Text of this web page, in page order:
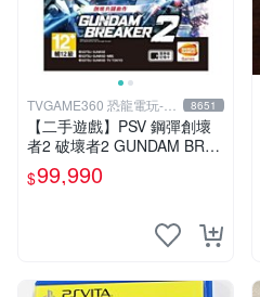
TVGAME360 恐龍電玩-台
中店
8651
【二手遊戲】PSV 鋼彈創壞
者2 破壞者2 GUNDAM BREA
KER 2 中文版【台中恐龍電
玩】
$99,990